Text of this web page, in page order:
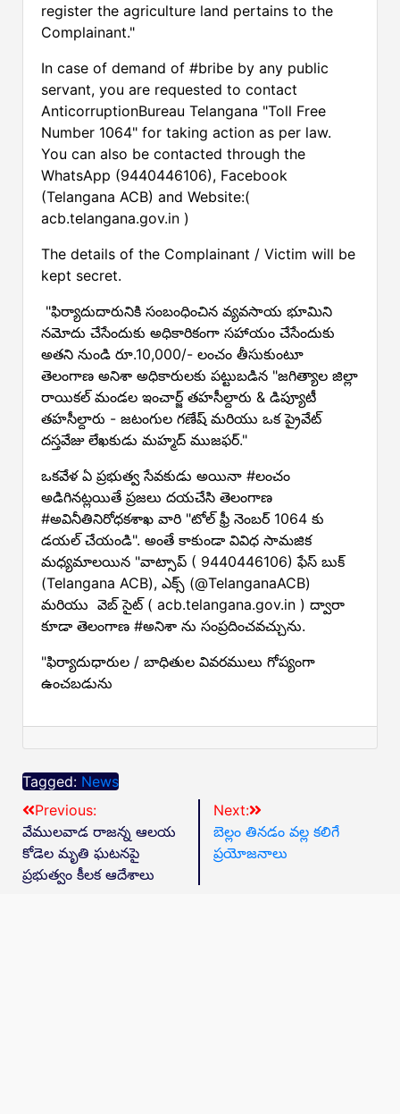
register the agriculture land pertains to the
Complainant."
In case of demand of #bribe by any public
servant, you are requested to contact
AnticorruptionBureau Telangana "Toll Free
Number 1064" for taking action as per law.
You can also be contacted through the
WhatsApp (9440446106), Facebook
(Telangana ACB) and Website:(
acb.telangana.gov.in )
The details of the Complainant / Victim will be
kept secret.
"ఫిర్యాదుదారునికి సంబంధించిన వ్యవసాయ భూమిని
నమోదు చేసేందుకు అధికారికంగా సహాయం చేసేందుకు
అతని నుండి రూ.10,000/- లంచం తీసుకుంటూ
తెలంగాణ అనిశా అధికారులకు పట్టుబడిన "జగిత్యాల జిల్లా
రాయికల్ మండల ఇంచార్జ్ తహసీల్దారు & డిప్యూటీ
తహసీల్దారు - జటంగుల గణేష్ మరియు ఒక ప్రైవేట్
దస్తవేజు లేఖకుడు మహ్మద్ ముజఫర్."
ఒకవేళ ఏ ప్రభుత్వ సేవకుడు అయినా #లంచం
అడిగినట్లయితే ప్రజలు దయచేసి తెలంగాణ
#అవినీతినిరోధకశాఖ వారి "టోల్ ఫ్రీ నెంబర్ 1064 కు
డయల్ చేయండి". అంతే కాకుండా వివిధ సామజిక
మధ్యమాలయిన "వాట్సాప్ ( 9440446106) ఫేస్ బుక్
(Telangana ACB), ఎక్స్ (@TelanganaACB)
మరియు వెబ్ సైట్ ( acb.telangana.gov.in ) ద్వారా
కూడా తెలంగాణ #అనిశా ను సంప్రదించవచ్చును.
"ఫిర్యాదుధారుల / బాధితుల వివరములు గోప్యంగా
ఉంచబడును
Tagged: News
Previous:
వేములవాడ రాజన్న ఆలయ
కోడెల మృతి ఘటనపై
ప్రభుత్వం కీలక ఆదేశాలు
Next:
బెల్లం తినడం వల్ల కలిగే
ప్రయోజనాలు